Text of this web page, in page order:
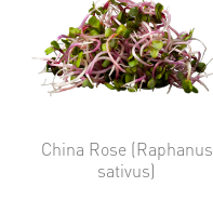
China Rose (Raphanus
sativus)